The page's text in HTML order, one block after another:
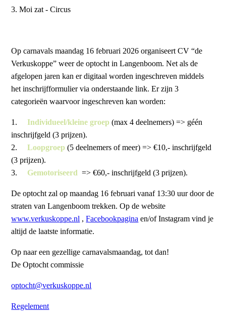
3.⁠ ⁠Moi zat - Circus
Op carnavals maandag 16 februari 2026 organiseert CV “de
Verkuskoppe” weer de optocht in Langenboom. Net als de
afgelopen jaren kan er digitaal worden ingeschreven middels
het inschrijfformulier via onderstaande link. Er zijn 3
categorieën waarvoor ingeschreven kan worden:
1.Individueel/kleine groep (max 4 deelnemers) => géén
inschrijfgeld (3 prijzen).
2.Loopgroep (5 deelnemers of meer) => €10,- inschrijfgeld
(3 prijzen).
3. Gemotoriseerd => €60,- inschrijfgeld (3 prijzen).
De optocht zal op maandag 16 februari vanaf 13:30 uur door de
straten van Langenboom trekken. Op de website
www.verkuskoppe.nl ,Facebookpagina en/of Instagram vind je
altijd de laatste informatie.
Op naar een gezellige carnavalsmaandag, tot dan!
De Optocht commissie
optocht@verkuskoppe.nl
Regelement